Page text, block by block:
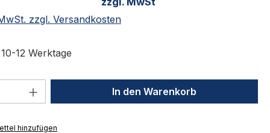
zzgl. Versandkosten
12 Werktage
Anzahl: Gib den gewünschten Wert
In den Warenkorb
hinzufügen